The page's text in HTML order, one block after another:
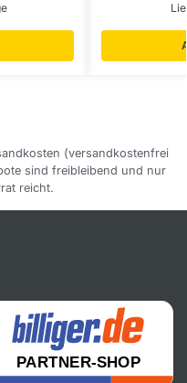
(versandkostenfrei
sind freibleibend und nur
reicht.